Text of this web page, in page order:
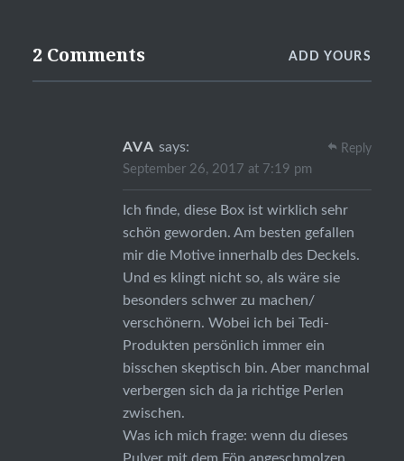
2 Comments ADD YOURS
AVA says:
September 26, 2017 at 7:19 pm
Ich finde, diese Box ist wirklich sehr
schön geworden. Am besten gefallen
mir die Motive innerhalb des Deckels.
Und es klingt nicht so, als wäre sie
besonders schwer zu machen/
verschönern. Wobei ich bei Tedi-
Produkten persönlich immer ein
bisschen skeptisch bin. Aber manchmal
verbergen sich da ja richtige Perlen
zwischen.
Was ich mich frage: wenn du dieses
Reply